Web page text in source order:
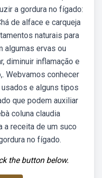
a gordura no fígado:
de alface e carqueja
naturais para
algumas ervas ou
diminuir inflamação e
Webvamos conhecer
e alguns tipos
que podem auxiliar
coluna claudia
a receita de um suco
no fígado.
the button below.